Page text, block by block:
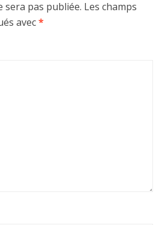
sera pas publiée. Les champs
avec*